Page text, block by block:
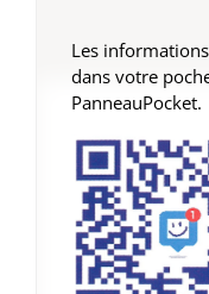
Les
dans votre
PanneauPocket.